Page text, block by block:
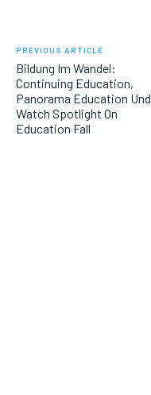
PREVIOUS ARTICLE
Bildung Im Wandel:
Continuing Education,
Panorama Education Und
Watch Spotlight On
Education Fall